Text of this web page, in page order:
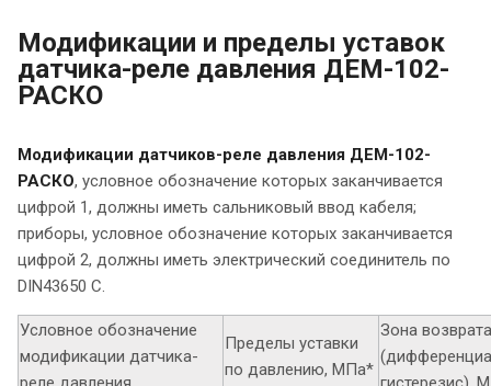
Модификации и пределы уставок
датчика-реле давления ДЕМ-102-
РАСКО
Модификации датчиков-реле давления ДЕМ-102-
РАСКО, условное обозначение которых заканчивается
цифрой 1, должны иметь сальниковый ввод кабеля;
приборы, условное обозначение которых заканчивается
цифрой 2, должны иметь электрический соединитель по
DIN43650 C.
Условное обозначение
модификации датчика-
Пределы уставки
по давлению, МПа*
Зона возврата